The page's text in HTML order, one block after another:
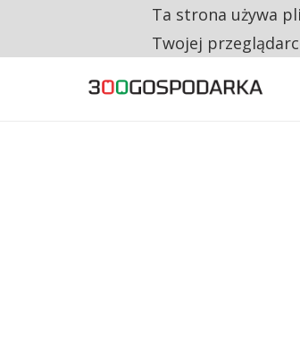
RESTRYKCJE CHIN
Ta strona używa
Twojej